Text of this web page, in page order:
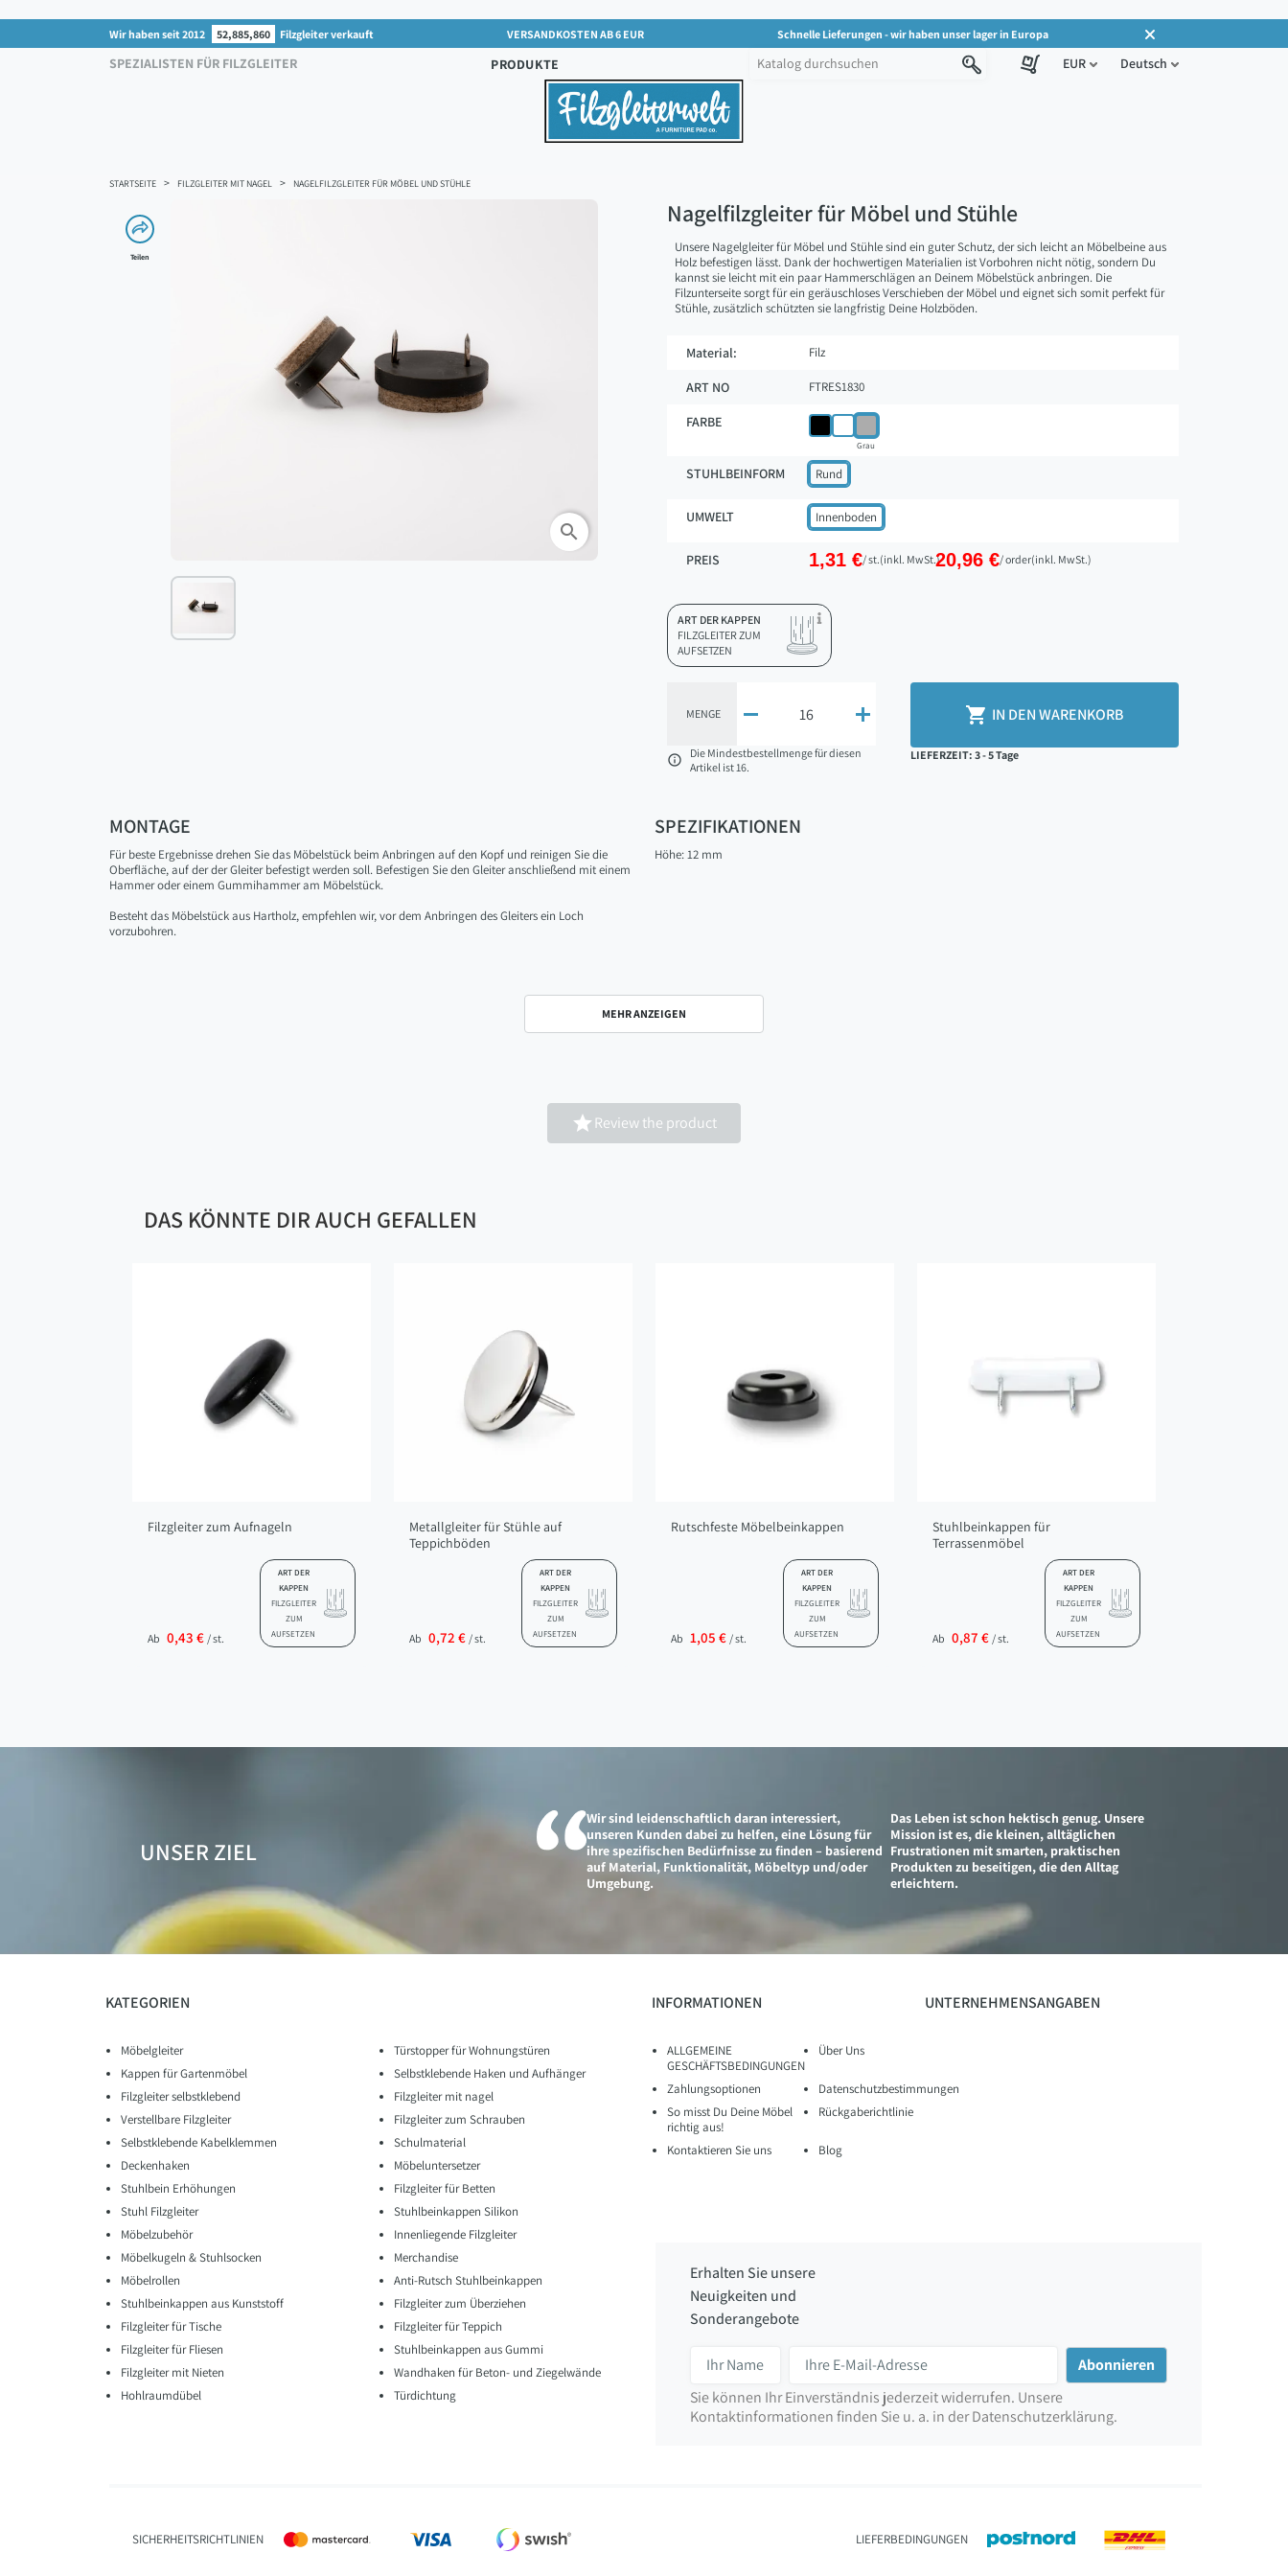
Wir haben seit 2012 52,885,860 Filzgleiter verkauft VERSANDKOSTEN AB 6 EUR Schnelle Lieferungen - wir haben unser lager in Europa
SPEZIALISTEN FÜR FILZGLEITER PRODUKTE EUR Deutsch
STARTSEITE FILZGLEITER MIT NAGEL NAGELFILZGLEITER FÜR MÖBEL UND STÜHLE
Teilen
search
Nagelfilzgleiter für Möbel und Stühle
Unsere Nagelgleiter für Möbel und Stühle sind ein guter Schutz, der sich leicht an Möbelbeine aus
Holz befestigen lässt. Dank der hochwertigen Materialien ist Vorbohren nicht nötig, sondern Du
kannst sie leicht mit ein paar Hammerschlägen an Deinem Möbelstück anbringen. Die
Filzunterseite sorgt für ein geräuschloses Verschieben der Möbel und eignet sich somit perfekt für
Stühle, zusätzlich schützten sie langfristig Deine Holzböden.
Material: Filz
ART NO FTRES1830
FARBE
Grau
STUHLBEINFORM Rund
UMWELT Innenboden
PREIS 1,31 €/ st.(inkl. MwSt.)20,96 €/ order(inkl. MwSt.)
ART DER KAPPEN
FILZGLEITER ZUM
AUFSETZEN
MENGE  

Die Mindestbestellmenge für diesen
Artikel ist 16.
 IN DEN WARENKORB
LIEFERZEIT: 3 - 5 Tage
MONTAGE
Für beste Ergebnisse drehen Sie das Möbelstück beim Anbringen auf den Kopf und reinigen Sie die
Oberfläche, auf der der Gleiter befestigt werden soll. Befestigen Sie den Gleiter anschließend mit einem
Hammer oder einem Gummihammer am Möbelstück.
Besteht das Möbelstück aus Hartholz, empfehlen wir, vor dem Anbringen des Gleiters ein Loch
vorzubohren.
SPEZIFIKATIONEN
Höhe: 12 mm
MEHR ANZEIGEN
Review the product
DAS KÖNNTE DIR AUCH GEFALLEN
Filzgleiter zum Aufnageln
Ab 0,43 € / st.
ART DER
KAPPEN
FILZGLEITER
ZUM
AUFSETZEN
Metallgleiter für Stühle auf
Teppichböden
Ab 0,72 € / st.
ART DER
KAPPEN
FILZGLEITER
ZUM
AUFSETZEN
Rutschfeste Möbelbeinkappen
Ab 1,05 € / st.
ART DER
KAPPEN
FILZGLEITER
ZUM
AUFSETZEN
Stuhlbeinkappen für
Terrassenmöbel
Ab 0,87 € / st.
ART DER
KAPPEN
FILZGLEITER
ZUM
AUFSETZEN
UNSER ZIEL
Wir sind leidenschaftlich daran interessiert,
unseren Kunden dabei zu helfen, eine Lösung für
ihre spezifischen Bedürfnisse zu finden – basierend
auf Material, Funktionalität, Möbeltyp und/oder
Umgebung.
Das Leben ist schon hektisch genug. Unsere
Mission ist es, die kleinen, alltäglichen
Frustrationen mit smarten, praktischen
Produkten zu beseitigen, die den Alltag
erleichtern.
KATEGORIEN
Möbelgleiter
Kappen für Gartenmöbel
Filzgleiter selbstklebend
Verstellbare Filzgleiter
Selbstklebende Kabelklemmen
Deckenhaken
Stuhlbein Erhöhungen
Stuhl Filzgleiter
Möbelzubehör
Möbelkugeln & Stuhlsocken
Möbelrollen
Stuhlbeinkappen aus Kunststoff
Filzgleiter für Tische
Filzgleiter für Fliesen
Filzgleiter mit Nieten
Hohlraumdübel
Türstopper für Wohnungstüren
Selbstklebende Haken und Aufhänger
Filzgleiter mit nagel
Filzgleiter zum Schrauben
Schulmaterial
Möbeluntersetzer
Filzgleiter für Betten
Stuhlbeinkappen Silikon
Innenliegende Filzgleiter
Merchandise
Anti-Rutsch Stuhlbeinkappen
Filzgleiter zum Überziehen
Filzgleiter für Teppich
Stuhlbeinkappen aus Gummi
Wandhaken für Beton- und Ziegelwände
Türdichtung
INFORMATIONEN
ALLGEMEINE
GESCHÄFTSBEDINGUNGEN
Über Uns
Zahlungsoptionen
Datenschutzbestimmungen
So misst Du Deine Möbel
richtig aus!
Rückgaberichtlinie
Kontaktieren Sie uns Blog
UNTERNEHMENSANGABEN
Erhalten Sie unsere
Neuigkeiten und
Sonderangebote
Sie können Ihr Einverständnis jederzeit widerrufen. Unsere
Kontaktinformationen finden Sie u. a. in der Datenschutzerklärung.
SICHERHEITSRICHTLINIEN LIEFERBEDINGUNGEN